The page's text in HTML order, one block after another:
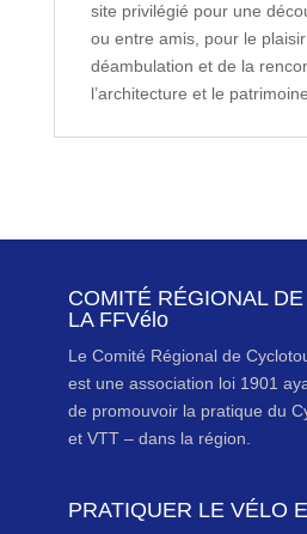
site privilégié pour une
ou entre amis, pour le
déambulation et de la
l’architecture et le patrimoine.
COMITÉ RÉGIONAL
LA FFVélo
Le Comité Régional de
est une association loi 1901
de promouvoir la pratique du
et VTT – dans la région.
PRATIQUER LE VÉLO